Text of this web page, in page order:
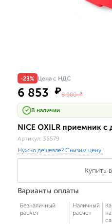
-23% Цена с НДС
6 853 ₽8 900₽
В наличии
NICE OXILR приемник с
Артикул: 36579
Нужно дешевле? Снизим цену!
Купить
Варианты оплаты
Безналичный
расчет
Наличный
расчет
на